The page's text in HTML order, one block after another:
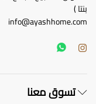
بنتا )
info@ayashhome.com
تسوق معنا